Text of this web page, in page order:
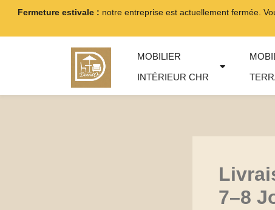
Fermeture estivale : notre entreprise est actuellement fermée.
Aller
MOBILIER
INTÉRIEUR CHR
7–8